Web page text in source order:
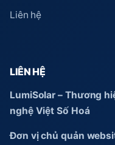
Liên hệ
LIÊN HỆ
LumiSolar – Thương
nghệ Việt Số Hoá
Đơn vị chủ quản